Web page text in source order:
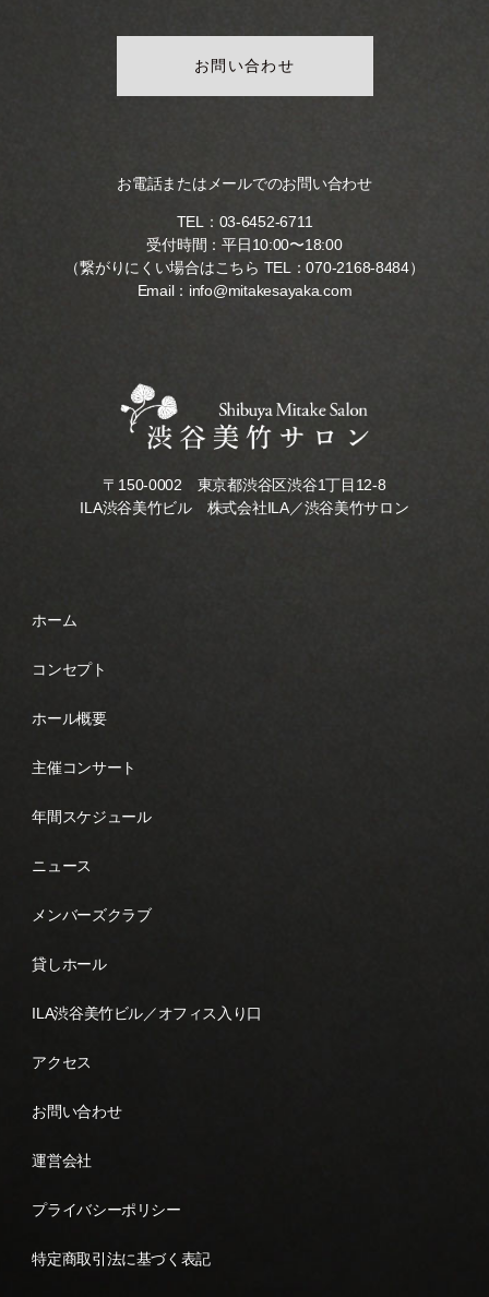
お問い合わせ
お電話またはメールでのお問い合わせ
TEL： 03-6452-6711
受付時間：平日10:00〜18:00
（繋がりにくい場合はこちら TEL：070-2168-8484）
Email： info@mitakesayaka.com
〒150-0002 東京都渋谷区渋谷1丁目12-8
ILA渋谷美竹ビル 株式会社ILA／渋谷美竹サロン
ホーム
コンセプト
ホール概要
主催コンサート
年間スケジュール
ニュース
メンバーズクラブ
貸しホール
ILA渋谷美竹ビル／オフィス入り口
アクセス
お問い合わせ
運営会社
プライバシーポリシー
特定商取引法に基づく表記